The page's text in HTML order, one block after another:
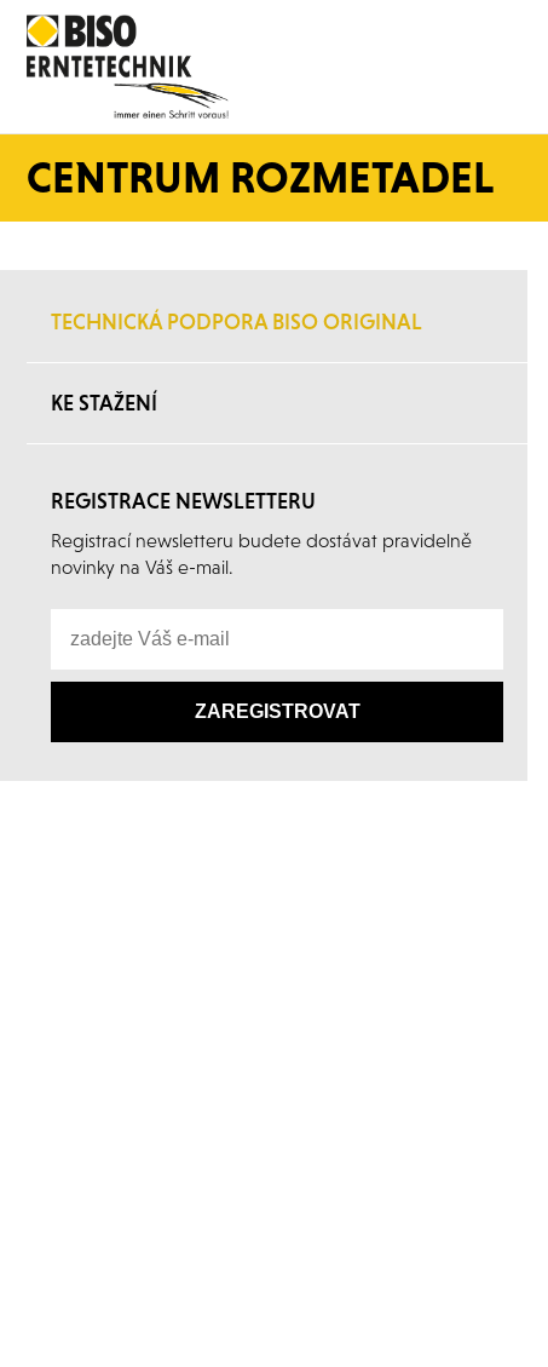
CENTRUM ROZMETADEL
TECHNICKÁ PODPORA BISO ORIGINAL
KE STAŽENÍ
REGISTRACE NEWSLETTERU
Registrací newsletteru budete dostávat pravidelně
novinky na Váš e-mail.